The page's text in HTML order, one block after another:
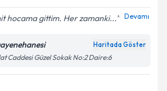
hocama gittim. Her zamanki... Devamı
Haritada Göster
Caddesi Güzel Sokak No:2 Daire:6